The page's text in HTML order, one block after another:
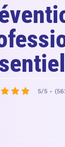
5/5 -